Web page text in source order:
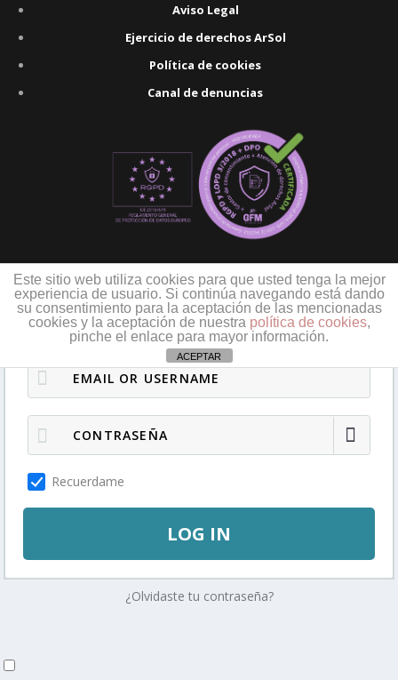
Aviso Legal
Ejercicio de derechos ArSol
Política de cookies
Canal de denuncias
Este sitio web utiliza cookies para que usted tenga la mejor
experiencia de usuario. Si continúa navegando está dando
su consentimiento para la aceptación de las mencionadas
cookies y la aceptación de nuestra política de cookies,
pinche el enlace para mayor información.
ACEPTAR
Regístrate
Recuerdame
LOG IN
¿Olvidaste tu contraseña?